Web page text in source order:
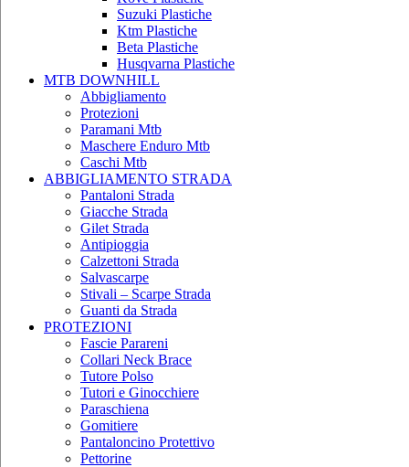
Suzuki Plastiche
Ktm Plastiche
Beta Plastiche
Husqvarna Plastiche
MTB DOWNHILL
Abbigliamento
Protezioni
Paramani Mtb
Maschere Enduro Mtb
Caschi Mtb
ABBIGLIAMENTO STRADA
Pantaloni Strada
Giacche Strada
Gilet Strada
Antipioggia
Calzettoni Strada
Salvascarpe
Stivali – Scarpe Strada
Guanti da Strada
PROTEZIONI
Fascie Parareni
Collari Neck Brace
Tutore Polso
Tutori e Ginocchiere
Paraschiena
Gomitiere
Pantaloncino Protettivo
Pettorine